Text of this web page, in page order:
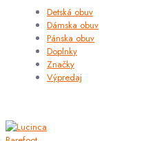
Detská obuv
Dámska obuv
Pánska obuv
Doplnky
Značky
Výpredaj